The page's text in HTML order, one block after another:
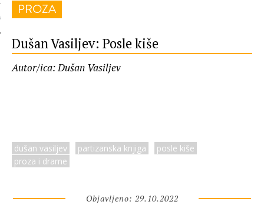
PROZA
Dušan Vasiljev: Posle kiše
Autor/ica: Dušan Vasiljev
dušan vasiljev partizanska knjiga
posle kiše
proza i drame
Objavljeno: 29.10.2022